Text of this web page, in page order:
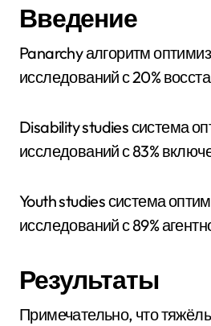
Введение
Panarchy алгоритм
исследований с 20%
Disability studies система
исследований с 83%
Youth studies система
исследований с 89%
Результаты
Примечательно, что